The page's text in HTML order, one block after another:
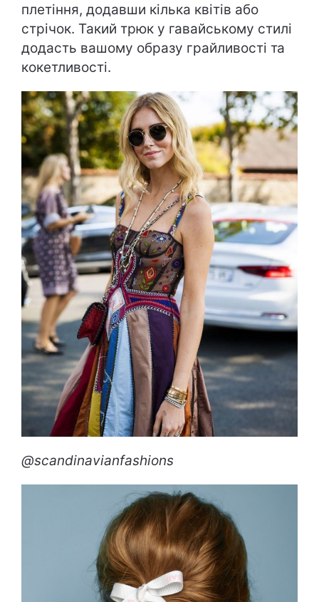
плетіння, додавши кілька квітів або
стрічок. Такий трюк у гавайському стилі
додасть вашому образу грайливості та
кокетливості.
@scandinavianfashions